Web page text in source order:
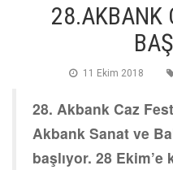
28.AKBANK
11 Ekim 2018
28. Akbank Caz
Akbank Sanat ve
başlıyor. 28